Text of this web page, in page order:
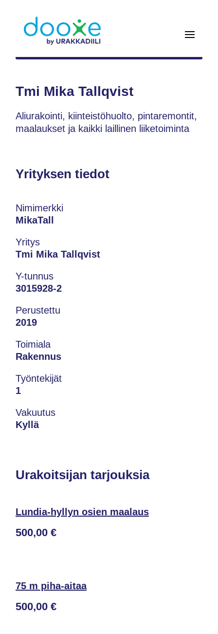
Tmi Mika Tallqvist
Aliurakointi, kiinteistöhuolto, pintaremontit,
maalaukset ja kaikki laillinen liiketoiminta
Yrityksen tiedot
Nimimerkki
MikaTall
Yritys
Tmi Mika Tallqvist
Y-tunnus
3015928-2
Perustettu
2019
Toimiala
Rakennus
Työntekijät
1
Vakuutus
Kyllä
Urakoitsijan tarjouksia
Lundia-hyllyn osien maalaus
500,00 €
75 m piha-aitaa
500,00 €